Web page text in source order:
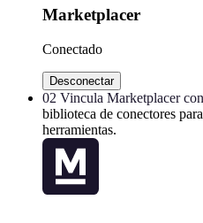
Marketplacer
Conectado
Desconectar
02 Vincula Marketplacer
biblioteca de conectores
herramientas.